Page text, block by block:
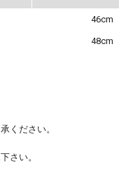
46cm
48cm
ください。
さい。